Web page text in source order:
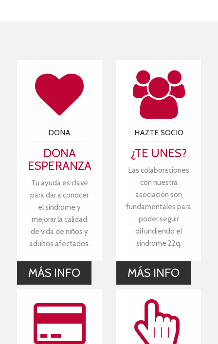
DONA
DONA
ESPERANZA
Tu ayuda es clave
para dar a conocer
el síndrome y
mejorar la calidad
de vida de niños y
adultos afectados.
MÁS INFO
HAZTE SOCIO
¿TE UNES?
Las colaboraciones
con nuestra
asociación son
fundamentales para
poder seguir
difundiendo el
síndrome 22q.
MÁS INFO